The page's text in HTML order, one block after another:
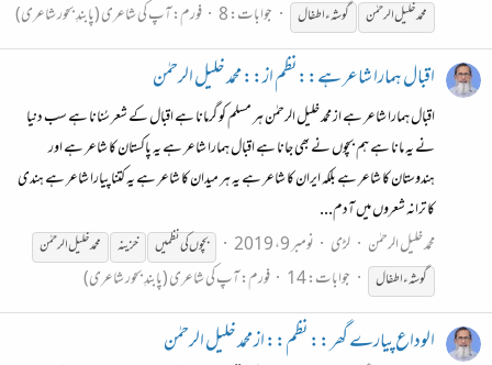
محمد خلیل الرحمٰن
گوشہء اطفال جوابات: 8 فورم:آپ کی شاعری (پابندِ بحور شاعری)
اقبال ہمارا شاعر ہے::نظم از:: محمد خلیل الرحمٰن
اقبال ہمارا شاعر ہے از محمد خلیل الرحمٰن ہر مسلم کو گرمانا ہے اقبال کے شعر سُنانا ہے سب دنیا
نے یہ مانا ہے ہم بچوں نے بھی جانا ہے اقبال ہمارا شاعر ہے یہ پاکستان کا شاعر ہے اور
ہندوستان کا شاعر ہے بلکہ ایران کا شاعر ہے یہ ہر میدان کا شاعر ہے یہ کتنا پیارا شاعر ہے ہندی
کا ترانہ شعروں میں آدم...
محمد خلیل الرحمٰن
لڑی نومبر 9، 2019 بچوںکینظمیں خزینہ
محمد خلیل الرحمٰن
گوشہء اطفال
جوابات: 14 فورم:آپ کی شاعری (پابندِ بحور شاعری)
الوداع پیارے گھر :: نظم:: از محمد خلیل الرحمٰن